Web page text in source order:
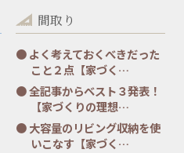
間取り
よく考えておくべきだった
こと２点【家づく…
全記事からベスト３発表！
【家づくりの理想…
大容量のリビング収納を使
いこなす【家づく…